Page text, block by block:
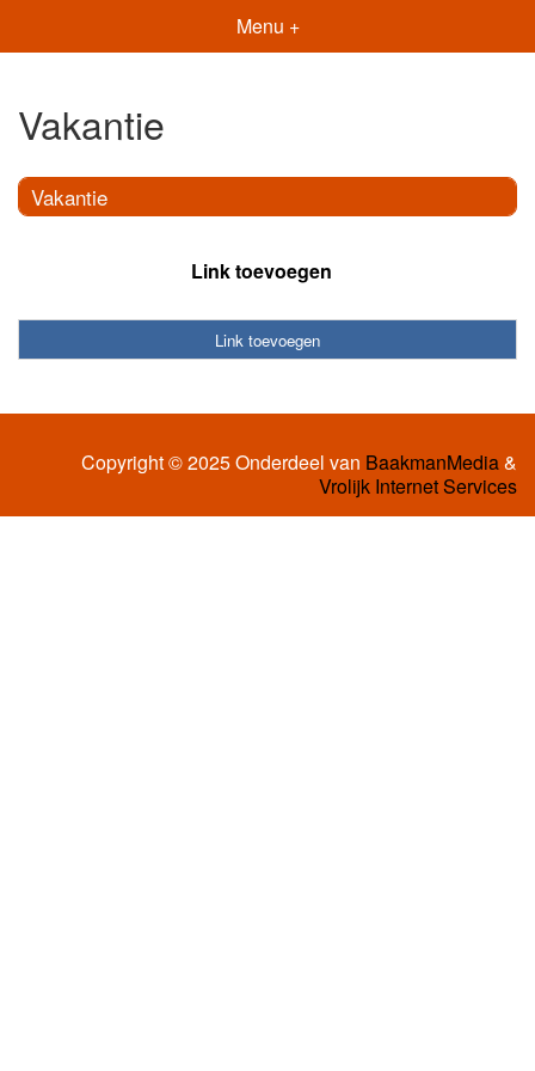
Menu +
Vakantie
Vakantie
Link toevoegen
Link toevoegen
Copyright © 2025 Onderdeel van BaakmanMedia&
Vrolijk Internet Services